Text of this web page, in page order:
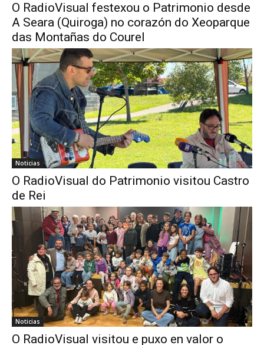
O RadioVisual festexou o Patrimonio desde
A Seara (Quiroga) no corazón do Xeoparque
das Montañas do Courel
Noticias
O RadioVisual do Patrimonio visitou Castro
de Rei
Noticias
O RadioVisual visitou e puxo en valor o